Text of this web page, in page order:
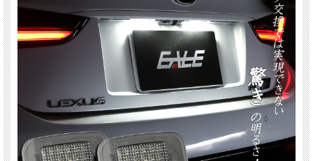
・220系 クラウン H30.6-R4.5 ARS220/AZSH2#/GWS224
■レクサス用
・10系 GS F H27.11-R2.9 URL10
・10系 GS250 GS300 GS300h GS350 GS450h H25.9-R2.9
ARL10/GRL1#/AWL10/GWL10
・30系 IS250 IS300 IS300h IS350 IS500 H25.4- ASE30/GSE3#/AVE3#/USE30
・10系 RC200t RC300 RC300h RC350 H26.9- ASC10/AVC10/GSC10
・10系 RC F H26.9- USC10
・50系 LS500 LS500h H29.10- VXFA50/GVF50/VXFA55/GVF55
※車種によってはナンバープレート（封印）やガーニッシュの取り外しが必要で